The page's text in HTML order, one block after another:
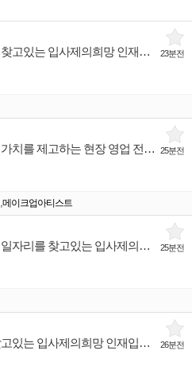
23분전
대구 수성구 에서 의류 일자리를 찾고있는 입사제의희망 인재입니다.
25분전
섬세한 고객 경험 설계로 브랜드 가치를 제고하는 현장 영업 전문가
,메이크업아티스트
25분전
서울 전체 에서 귀금속/장신구류 일자리를 찾고있는 입사제의희망 인재입니다.
26분전
서울 중구 에서 명품 일자리를 찾고있는 입사제의희망 인재입니다.